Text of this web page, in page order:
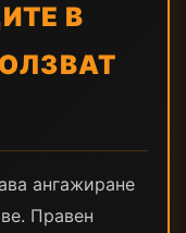
В
ангажиране
Правен